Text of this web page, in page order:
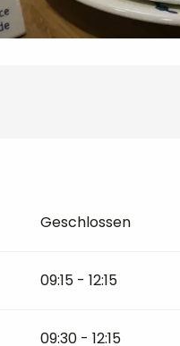
Geschlossen
09:15 - 12:15
09:30 - 12:15